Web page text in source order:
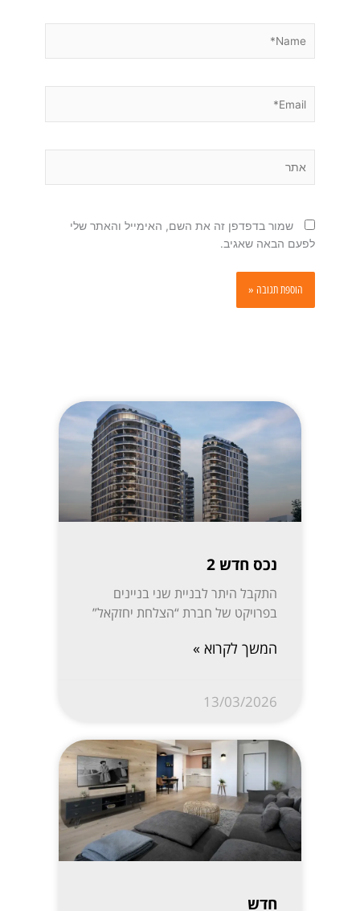
שמור בדפדפן זה את השם, האימייל והאתר שלי
לפעם הבאה שאגיב.
נכס חדש 2
התקבל היתר לבניית שני בניינים
בפרויקט של חברת “הצלחת יחזקאל”
המשך לקרוא »
13/03/2026
חדש